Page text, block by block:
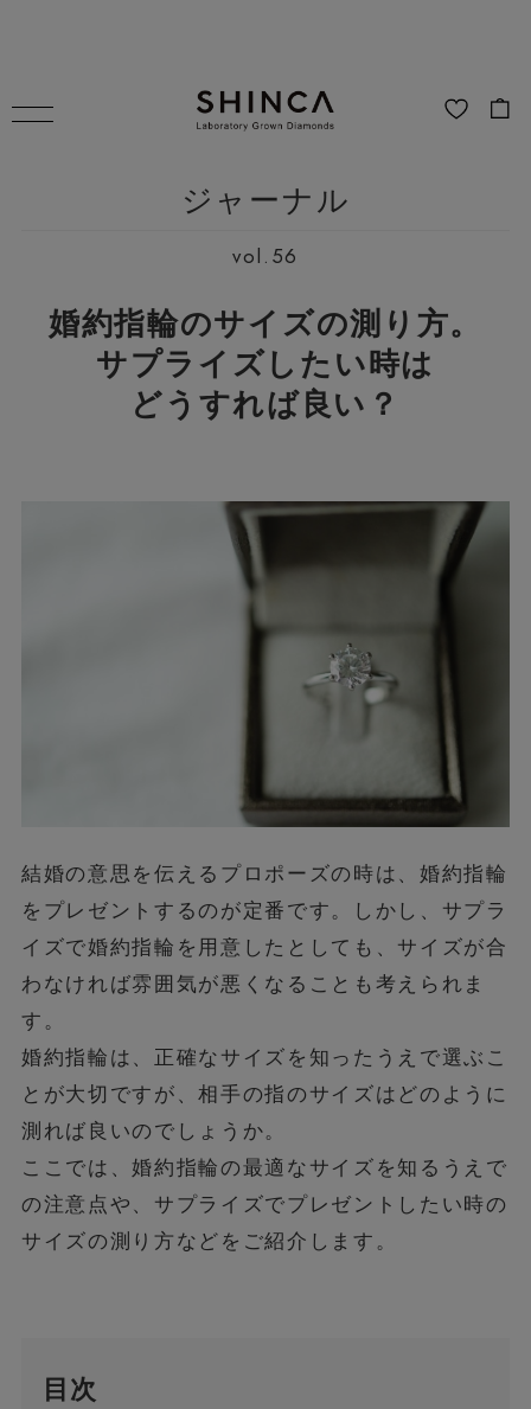
ジャーナル
vol.56
婚約指輪のサイズの測り方。
サプライズしたい時は
どうすれば良い？
結婚の意思を伝えるプロポーズの時は、婚約指輪
をプレゼントするのが定番です。しかし、サプラ
イズで婚約指輪を用意したとしても、サイズが合
わなければ雰囲気が悪くなることも考えられま
す。
婚約指輪は、正確なサイズを知ったうえで選ぶこ
とが大切ですが、相手の指のサイズはどのように
測れば良いのでしょうか。
ここでは、婚約指輪の最適なサイズを知るうえで
の注意点や、サプライズでプレゼントしたい時の
サイズの測り方などをご紹介します。
目次